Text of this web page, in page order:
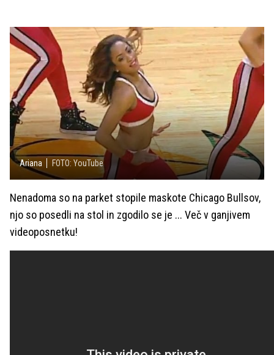
Ariana FOTO: YouTube
Nenadoma so na parket stopile maskote Chicago Bullsov,
njo so posedli na stol in zgodilo se je ... Več v ganjivem
videoposnetku!